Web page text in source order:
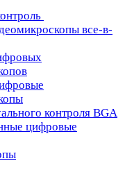
все-в-
контроля BGA
цифровые